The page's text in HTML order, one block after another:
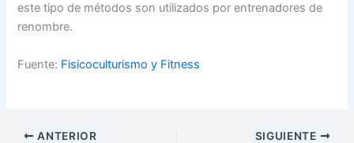
este tipo de métodos son utilizados por entrenadores de
renombre.
Fuente: Fisicoculturismo y Fitness
ANTERIOR SIGUIENTE